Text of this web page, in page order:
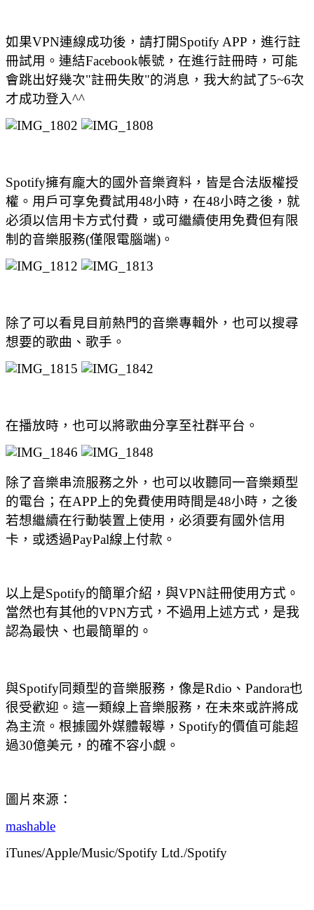
如果VPN連線成功後，請打開Spotify APP，進行註
冊試用。連結Facebook帳號，在進行註冊時，可能
會跳出好幾次"註冊失敗"的消息，我大約試了5~6次
才成功登入^^
Spotify擁有龐大的國外音樂資料，皆是合法版權授
權。用戶可享免費試用48小時，在48小時之後，就
必須以信用卡方式付費，或可繼續使用免費但有限
制的音樂服務(僅限電腦端)。
除了可以看見目前熱門的音樂專輯外，也可以搜尋
想要的歌曲、歌手。
在播放時，也可以將歌曲分享至社群平台。
除了音樂串流服務之外，也可以收聽同一音樂類型
的電台；在APP上的免費使用時間是48小時，之後
若想繼續在行動裝置上使用，必須要有國外信用
卡，或透過PayPal線上付款。
以上是Spotify的簡單介紹，與VPN註冊使用方式。
當然也有其他的VPN方式，不過用上述方式，是我
認為最快、也最簡單的。
與Spotify同類型的音樂服務，像是Rdio、Pandora也
很受歡迎。這一類線上音樂服務，在未來或許將成
為主流。根據國外媒體報導，Spotify的價值可能超
過30億美元，的確不容小覷。
圖片來源：
mashable
iTunes/Apple/Music/Spotify Ltd./Spotify